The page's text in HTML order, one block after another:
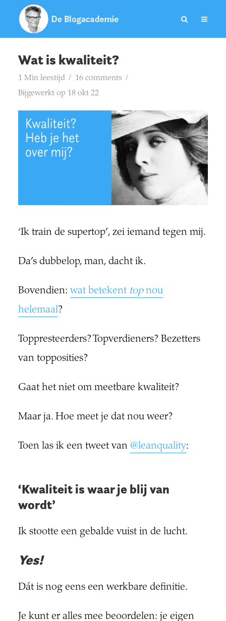
Wat is kwaliteit?
1 Min leestijd
16 comments
Bijgewerkt op 18 okt 22
‘Ik train de supertop’, zei iemand tegen mij.
Da’s dubbelop, man, dacht ik.
Bovendien: wat betekent topnou
helemaal?
Toppresteerders? Topverdieners? Bezetters
van topposities?
Gaat het niet om meetbare kwaliteit?
Maar ja. Hoe meet je dat nou weer?
Toen las ik een tweet van @leanquality:
‘Kwaliteit is waar je blij van
wordt’
Ik stootte een gebalde vuist in de lucht.
Yes!
Dát is nog eens een werkbare definitie.
Je kunt er alles mee beoordelen: je eigen